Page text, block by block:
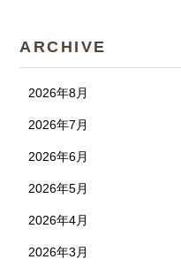
ARCHIVE
2026年8月
2026年7月
2026年6月
2026年5月
2026年4月
2026年3月